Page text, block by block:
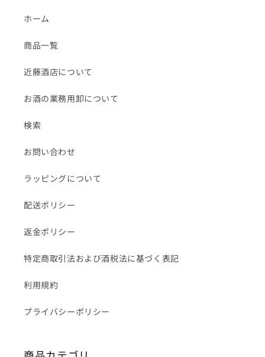
ホーム
商品一覧
近藤酒店について
お酒の業務用卸について
検索
お問い合わせ
ラッピングについて
配送ポリシー
返金ポリシー
特定商取引法および酒税法に基づく表記
利用規約
プライバシーポリシー